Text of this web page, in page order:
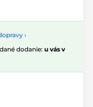
›
dodanie: u vás v